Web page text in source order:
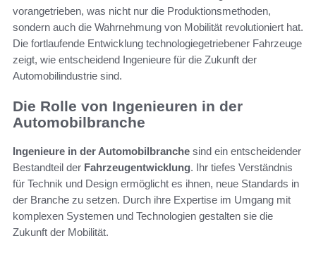
vorangetrieben, was nicht nur die Produktionsmethoden,
sondern auch die Wahrnehmung von Mobilität revolutioniert hat.
Die fortlaufende Entwicklung technologiegetriebener Fahrzeuge
zeigt, wie entscheidend Ingenieure für die Zukunft der
Automobilindustrie sind.
Die Rolle von Ingenieuren in der
Automobilbranche
Ingenieure in der Automobilbranche sind ein entscheidender
Bestandteil der Fahrzeugentwicklung. Ihr tiefes Verständnis
für Technik und Design ermöglicht es ihnen, neue Standards in
der Branche zu setzen. Durch ihre Expertise im Umgang mit
komplexen Systemen und Technologien gestalten sie die
Zukunft der Mobilität.